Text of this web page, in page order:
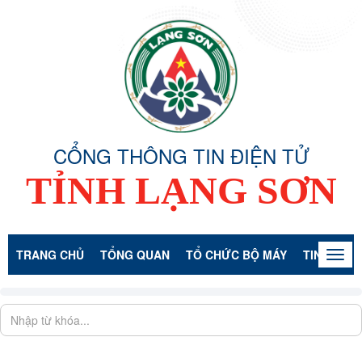
CỔNG THÔNG TIN ĐIỆN TỬ
TỈNH LẠNG SƠN
TRANG CHỦ TỔNG QUAN TỔ CHỨC BỘ MÁY TIN TỨC -